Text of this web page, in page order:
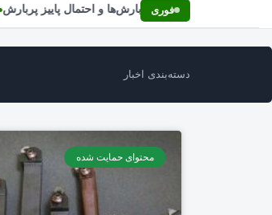
فوری
علت تغییر ناگهانی بارش‌ها و احتمال پاییز پربارش •
دسته‌بندی اخبار
محتوای حمایت شده